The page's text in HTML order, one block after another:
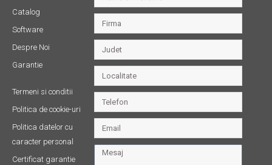
Catalog
Software
Despre Noi
Garantie
Termeni si conditii
Politica de cookie-uri
Politica datelor cu
caracter personal
Certificat garantie